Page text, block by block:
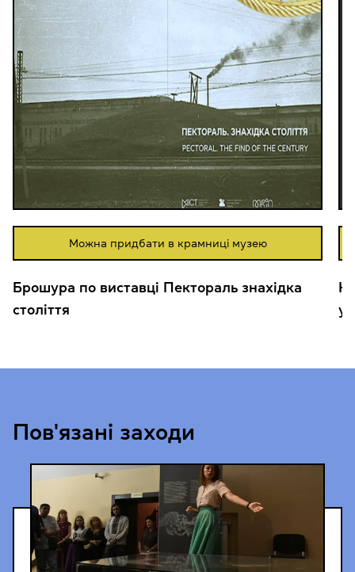
Можна придбати в крамниці музею
Брошура по виставці Пектораль знахідка
століття
у
Пов'язані заходи